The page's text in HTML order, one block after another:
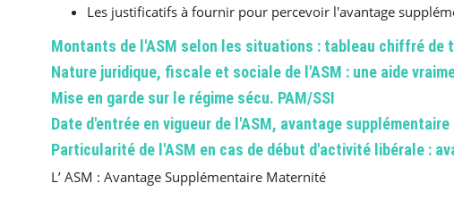
Les justificatifs à fournir pour percevoir l'avantage
Montants de l'ASM selon les situations : tableau chiffré de
Nature juridique, fiscale et sociale de l'ASM : une aide
Mise en garde sur le régime sécu. PAM/SSI
Date d'entrée en vigueur de l'ASM, avantage
Particularité de l'ASM en cas de début d'activité libérale :
L’ ASM : Avantage Supplémentaire Maternité